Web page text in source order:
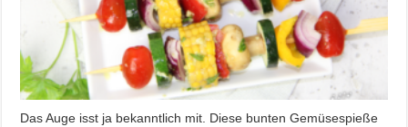
Das Auge isst ja bekanntlich mit. Diese bunten Gemüsespieße